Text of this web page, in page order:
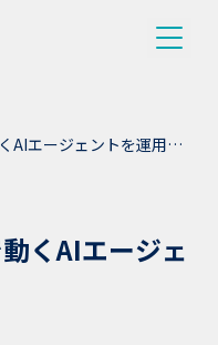
AIエージェントを運用す
くAIエージェ